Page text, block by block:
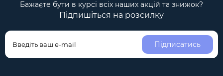
Бажаєте бути в курсі всіх наших акцій та знижок?
Підпишіться на розсилку
Підписатись